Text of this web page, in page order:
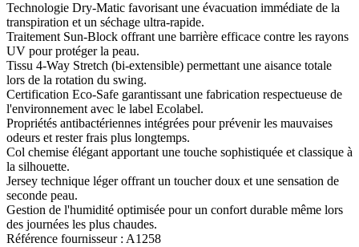
Technologie Dry-Matic favorisant une évacuation immédiate de la
transpiration et un séchage ultra-rapide.
Traitement Sun-Block offrant une barrière efficace contre les rayons
UV pour protéger la peau.
Tissu 4-Way Stretch (bi-extensible) permettant une aisance totale
lors de la rotation du swing.
Certification Eco-Safe garantissant une fabrication respectueuse de
l'environnement avec le label Ecolabel.
Propriétés antibactériennes intégrées pour prévenir les mauvaises
odeurs et rester frais plus longtemps.
Col chemise élégant apportant une touche sophistiquée et classique à
la silhouette.
Jersey technique léger offrant un toucher doux et une sensation de
seconde peau.
Gestion de l'humidité optimisée pour un confort durable même lors
des journées les plus chaudes.
Référence fournisseur : A1258